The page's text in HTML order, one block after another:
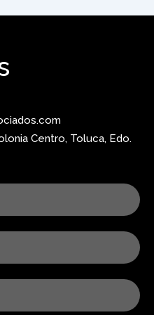
Centro, Toluca, Edo.